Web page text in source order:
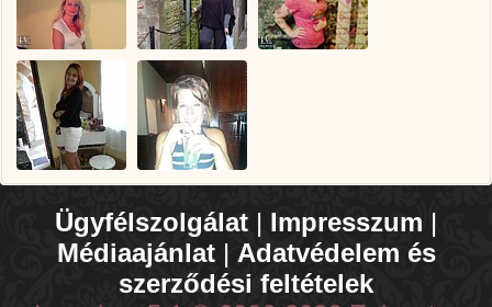
Ügyfélszolgálat | Impresszum |
Médiaajánlat| Adatvédelem és
szerződési feltételek